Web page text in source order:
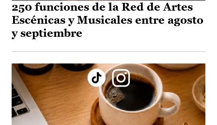
250 funciones de la Red de Artes
Escénicas y Musicales entre agosto
y septiembre